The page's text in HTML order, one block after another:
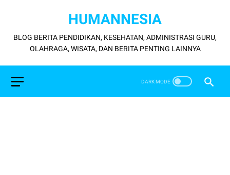
HUMANNESIA
BLOG BERITA PENDIDIKAN, KESEHATAN, ADMINISTRASI GURU,
OLAHRAGA, WISATA, DAN BERITA PENTING LAINNYA